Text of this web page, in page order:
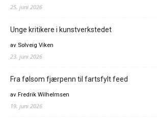
25. juni 2026
Unge kritikere i kunstverkstedet
av Solveig Viken
23. juni 2026
Fra følsom fjærpenn til fartsfylt feed
av Fredrik Wilhelmsen
19. juni 2026